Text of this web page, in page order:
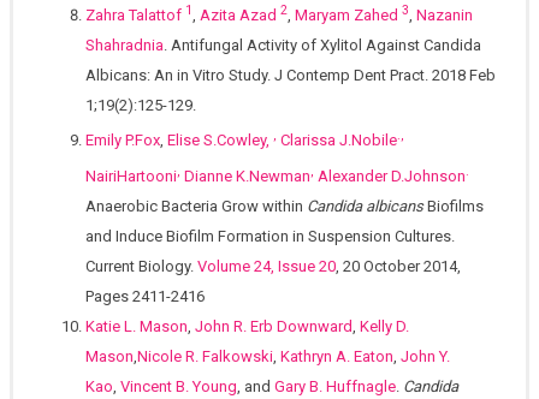
Zahra Talattof 1 Azita Azad 2 Maryam Zahed 3 Nazanin
Shahradnia . Antifungal Activity of Xylitol Against Candida
Albicans: An in Vitro Study. J Contemp Dent Pract. 2018 Feb
1;19(2):125-129.
Emily P.Fox, Elise S.Cowley, , Clarissa J.Nobile.,
NairiHartooni Dianne K.Newman Alexander D.Johnson
Anaerobic Bacteria Grow within Candida albicansBiofilms
and Induce Biofilm Formation in Suspension Cultures.
Current Biology. Volume 24, Issue 20 , 20 October 2014,
Pages 2411-2416
Katie L. Mason John R. Erb Downward Kelly D.
Mason Nicole R. Falkowski Kathryn A. Eaton John Y.
Kao Vincent B. Young , and Gary B. Huffnagle Candida